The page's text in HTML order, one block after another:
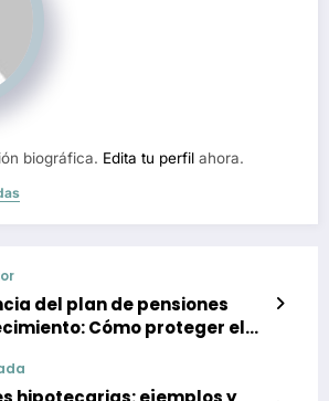
biográfica. Edita tu perfil ahora.
del plan de pensiones
Cómo proteger el